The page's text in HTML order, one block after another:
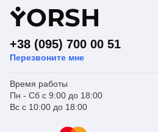
Cron Kubus 003 комплектуется
механизмом с двумя
внутри. Этот тип запорного
надежностью и скоростью
температуры подаваемой воды.
рычаг и повернуть его в сторону
Важно отметить!
Kubus 003, вы получите все
использования, включая
YORSH
+38 (095) 700 00 51
Перезвоните мне
Время работы
Пн - Сб с 9:00 до 18:00
Вс с 10:00 до 18:00